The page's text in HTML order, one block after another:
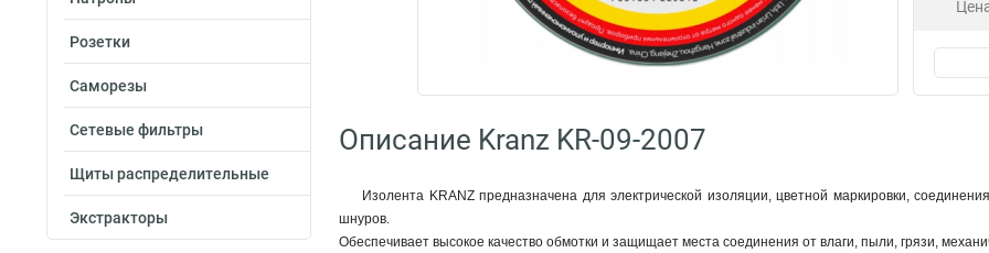
Розетки
Саморезы
Сетевые фильтры
Щиты распределительные
Экстракторы
Описание Kranz KR-09-2007
Изолента KRANZ предназначена для электрической изоляции, цветной маркировки,
шнуров.
Обеспечивает высокое качество обмотки и защищает места соединения от влаги, пыли, грязи,